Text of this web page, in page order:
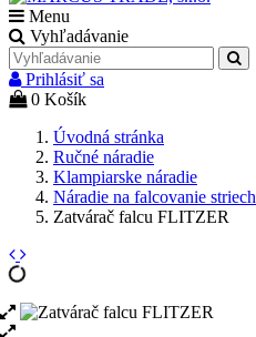
Menu
Vyhľadávanie
Prihlásiť sa
0 Košík
Úvodná stránka
Ručné náradie
Klampiarske náradie
Náradie na falcovanie striech
Zatvárač falcu FLITZER